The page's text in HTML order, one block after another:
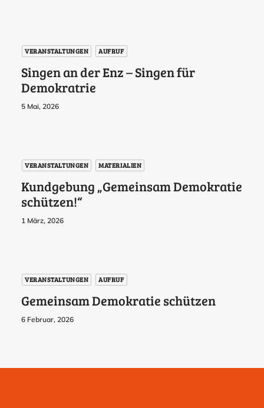
VERANSTALTUNGEN AUFRUF
Singen an der Enz – Singen für
Demokratrie
5 Mai, 2026
VERANSTALTUNGEN MATERIALIEN
Kundgebung „Gemeinsam Demokratie
schützen!“
1 März, 2026
VERANSTALTUNGEN AUFRUF
Gemeinsam Demokratie schützen
6 Februar, 2026